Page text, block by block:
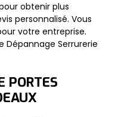
obtenir plus
personnalisé. Vous
votre entreprise.
Dépannage Serrurerie
PORTES